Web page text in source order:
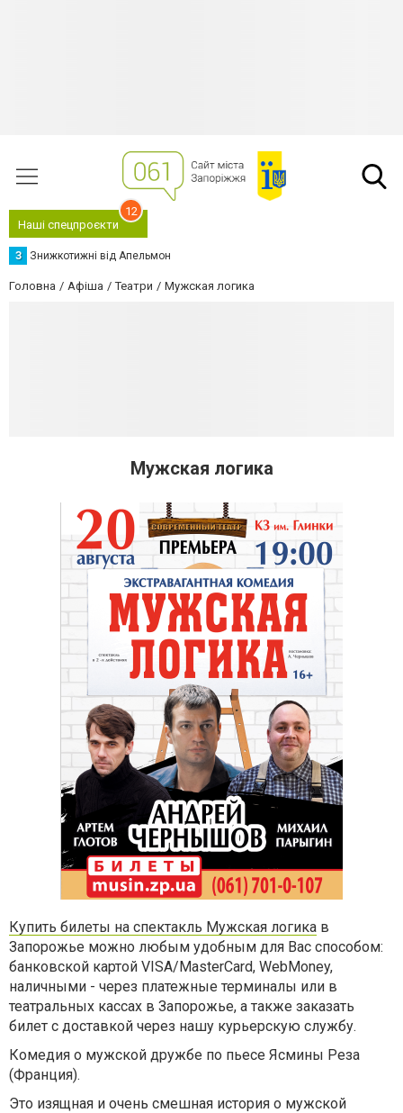
Наші спецпроєкти
12
З Знижкотижні від Апельмон
Головна Афіша Театри Мужская логика
Мужская логика
Купить билеты на спектакль Мужская логика в
Запорожье можно любым удобным для Вас способом:
банковской картой VISA/MasterCard, WebMoney,
наличными - через платежные терминалы или в
театральных кассах в Запорожье, а также заказать
билет с доставкой через нашу курьерскую службу.
Комедия о мужской дружбе по пьесе Ясмины Реза
(Франция).
Это изящная и очень смешная история о мужской